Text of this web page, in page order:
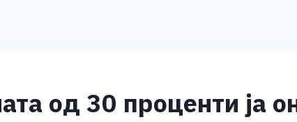
од 30 проценти ја